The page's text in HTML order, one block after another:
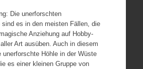
Die unerforschten
sind es in den meisten Fällen, die
Anziehung auf Hobby-
Art ausüben. Auch in diesem
unerforschte Höhle in der Wüste
es einer kleinen Gruppe von